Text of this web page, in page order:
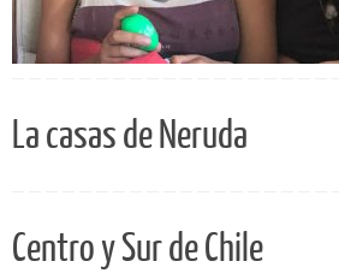
La casas de Neruda
Centro y Sur de Chile